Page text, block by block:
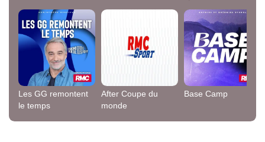
Les GG remontent
le temps
After Coupe du
monde
Base Camp